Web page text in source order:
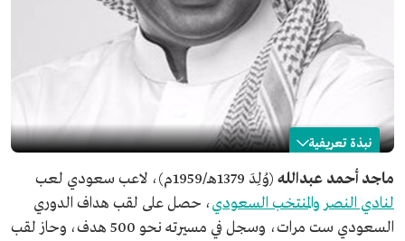
نبذة تعريفية
ماجد عبدالله
الاسم
ماجد أحمد عبدالله.
التصنيف
لاعب كرة قدم بنادي النصر.
ماجد أحمد عبدالله (وُلِدَ 1379هـ/1959م)، لاعب سعودي لعب
لنادي النصر والمنتخب السعودي، حصل على لقب هداف الدوري
السعودي ست مرات، وسجل في مسيرته نحو 500 هدف، وحاز لقب